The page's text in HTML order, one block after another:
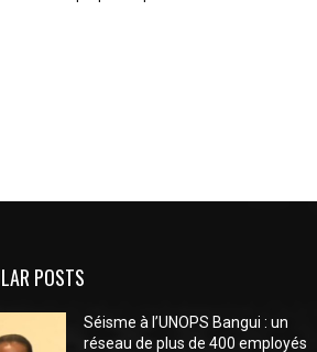
POSTS
Séisme à l’UNOPS Bangui : un
réseau de plus de 400 employés